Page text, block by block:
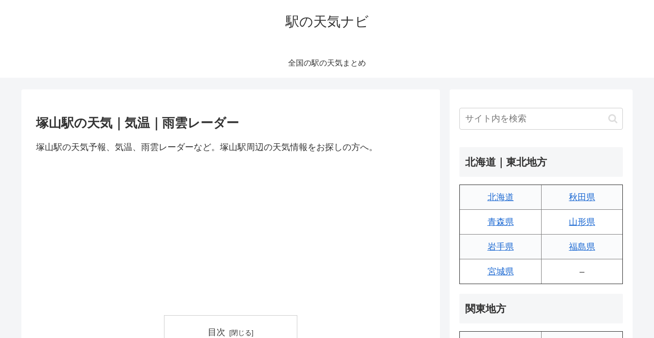
駅の天気ナビ
全国の駅の天気まとめ
塚山駅の天気｜気温｜雨雲レーダー
塚山駅の天気予報、気温、雨雲レーダーなど。塚山駅周辺の天気情報をお探しの方へ。
目次
北海道｜東北地方
北海道 秋田県
青森県 山形県
岩手県 福島県
宮城県 –
関東地方